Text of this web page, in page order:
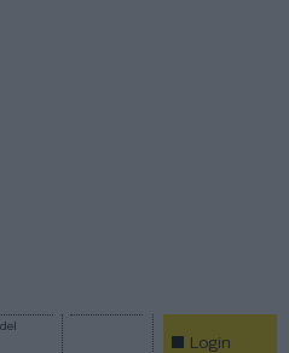
Login